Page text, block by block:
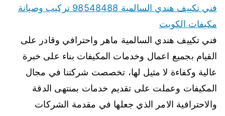
فني تكييف هندي السالمية 98548488 تركيب وصيانة
مكيفات الكويت
فني تكييف هندي السالمية ماهر واحترافي وقادر على
القيام بجميع اعمال وخدمات المكيفات بناء على خبرة
عالية وكفاءة لا مثيل لها، تخصصت شركتنا في مجال
المكيفات وعملت على تقديم خدمات بمنتهى الدقة
والاحترافية الامر الذي جعلها في مقدمة الشركات